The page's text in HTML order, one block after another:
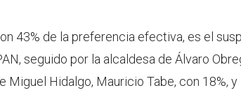
43% de la preferencia efectiva, es el
seguido por la alcaldesa de Álvaro
Miguel Hidalgo, Mauricio Tabe, con 18%, y